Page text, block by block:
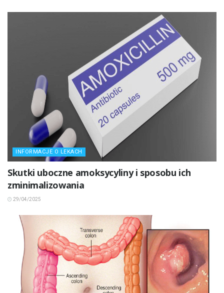
INFORMACJE O LEKACH
Skutki uboczne amoksycyliny i sposobu ich
zminimalizowania
29/04/2025